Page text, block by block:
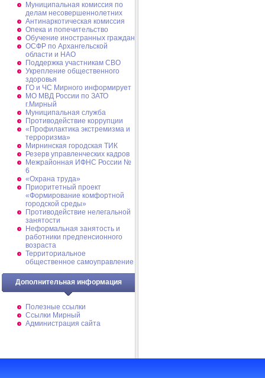
Муниципальная комиссия по
делам несовершеннолетних
Антинаркотическая комиссия
Опека и попечительство
Обучение иностранных граждан
ОСФР по Архангельской
области и НАО
Поддержка участникам СВО
Укрепление общественного
здоровья
ГО и ЧС Мирного информирует
МО МВД России по ЗАТО
г.Мирный
Муниципальная cлужба
Противодействие коррупции
«Профилактика экстремизма и
терроризма»
Мирнинская городская ТИК
Резерв управленческих кадров
Межрайонная ИФНС России №
6
«Охрана труда»
Приоритетный проект
«Формирование комфортной
городской среды»
Противодействие нелегальной
занятости
Неформальная занятость и
работники предпенсионного
возраста
Территориальное
общественное самоуправление
Дополнительная информация
Полезные ссылки
Ссылки Мирный
Администрация сайта